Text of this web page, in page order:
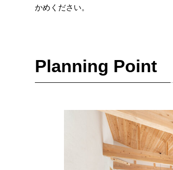
かめください。
Planning Point